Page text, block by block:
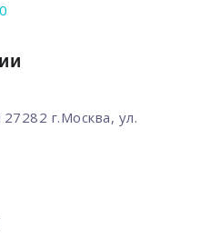
г.Москва, ул.